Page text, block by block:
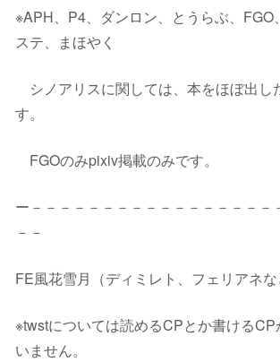
※APH、P4、ダンロン、とうらぶ、FGO
ステ、まほやく
シノアリスに関しては、本をほぼ出し
す。
FGOのみpixiv掲載のみです。
ー－－－－－－－－－－－－－－－－－
－－
FE風花雪月（ディミレト、フェリアネな
※twstについては読めるCPとか書けるCP
いません。